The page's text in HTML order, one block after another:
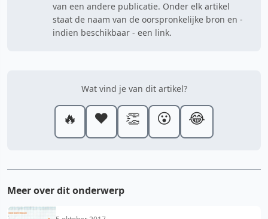
van een andere publicatie. Onder elk artikel
staat de naam van de oorspronkelijke bron en -
indien beschikbaar - een link.
Wat vind je van dit artikel?
🔥 ❤️ 👏 😮 😂
Meer over dit onderwerp